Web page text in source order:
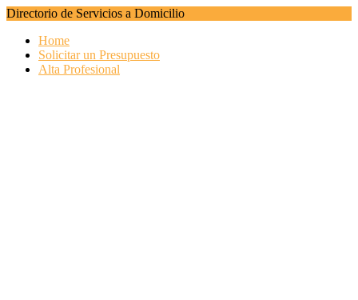
Directorio de Servicios a Domicilio
Home
Solicitar un Presupuesto
Alta Profesional